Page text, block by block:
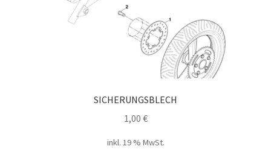
SICHERUNGSBLECH
1,00 €
inkl. 19 % MwSt.